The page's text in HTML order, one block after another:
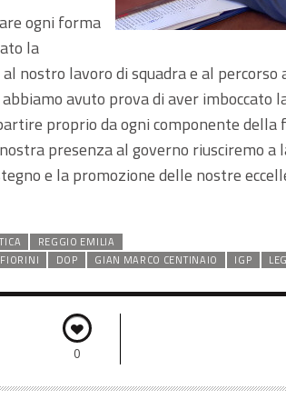
ogni forma
la
nostro lavoro di squadra e al
avuto prova di aver imboccato
proprio da ogni componente
presenza al governo riusciremo a
e la promozione delle nostre
REGGIO EMILIA
DOP GIAN MARCO CENTINAIO IGP
0